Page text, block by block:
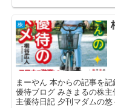
株
まーやん 本からの記事を
優待ブログ みきまるの株
主優待日記 夕刊マダムの